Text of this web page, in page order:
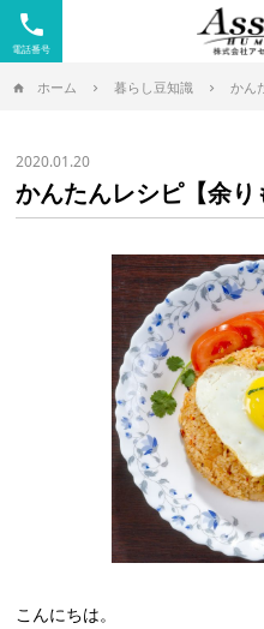
phone
ホーム 暮らし豆知識 かん
2020.01.20
かんたんレシピ【余り
こんにちは。